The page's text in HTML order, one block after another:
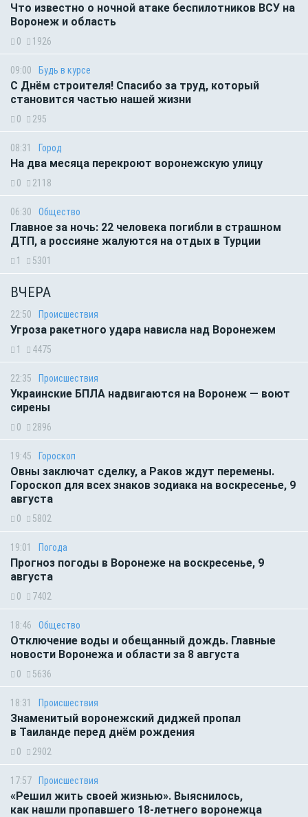
Что известно о ночной атаке беспилотников ВСУ на
Воронеж и область
0 1926
09:00 Будь в курсе
С Днём строителя! Спасибо за труд, который
становится частью нашей жизни
0 295
08:31 Город
На два месяца перекроют воронежскую улицу
0 2118
06:30 Общество
Главное за ночь: 22 человека погибли в страшном
ДТП, а россияне жалуются на отдых в Турции
1 5301
ВЧЕРА
22:50 Происшествия
Угроза ракетного удара нависла над Воронежем
1 4475
22:35 Происшествия
Украинские БПЛА надвигаются на Воронеж — воют
сирены
0 2896
19:45 Гороскоп
Овны заключат сделку, а Раков ждут перемены.
Гороскоп для всех знаков зодиака на воскресенье, 9
августа
0 5802
19:01 Погода
Прогноз погоды в Воронеже на воскресенье, 9
августа
0 7402
18:46 Общество
Отключение воды и обещанный дождь. Главные
новости Воронежа и области за 8 августа
0 5636
18:31 Происшествия
Знаменитый воронежский диджей пропал
в Таиланде перед днём рождения
0 2902
17:57 Происшествия
«Решил жить своей жизнью». Выяснилось,
как нашли пропавшего 18-летнего воронежца